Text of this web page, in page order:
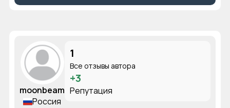
moonbeam
Россия
1
Все отзывы автора
+3
Репутация